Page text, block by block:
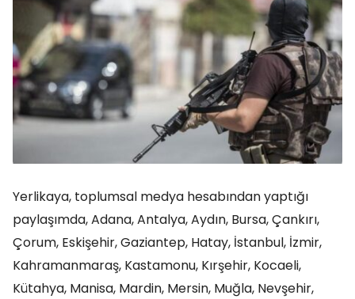
Yerlikaya, toplumsal medya hesabından yaptığı
paylaşımda, Adana, Antalya, Aydın, Bursa, Çankırı,
Çorum, Eskişehir, Gaziantep, Hatay, İstanbul, İzmir,
Kahramanmaraş, Kastamonu, Kırşehir, Kocaeli,
Kütahya, Manisa, Mardin, Mersin, Muğla, Nevşehir,